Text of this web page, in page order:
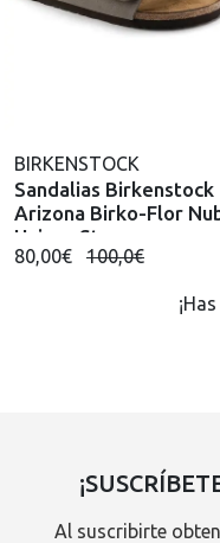
BIRKENSTOCK
Sandalias Birkenstock
Arizona Birko-Flor
Unisex Stone
80,00€ 100,0€
Al suscribirte